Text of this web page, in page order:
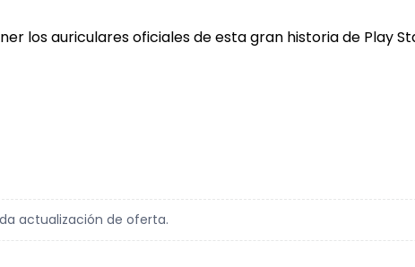
los auriculares oficiales de esta gran historia de Play
actualización de oferta.